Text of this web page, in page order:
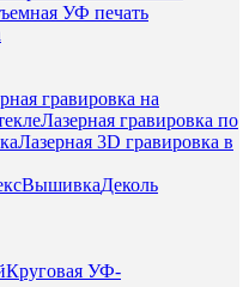
УФ печать
гравировка на
Лазерная гравировка по
Лазерная 3D гравировка в
ВышивкаДеколь
Круговая УФ-